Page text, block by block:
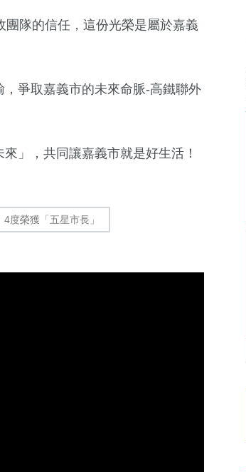
隊的信任，這份光榮是屬於嘉義
爭取嘉義市的未來命脈-高鐵聯外
」，共同讓嘉義市就是好生活！
4度榮獲「五星市長」